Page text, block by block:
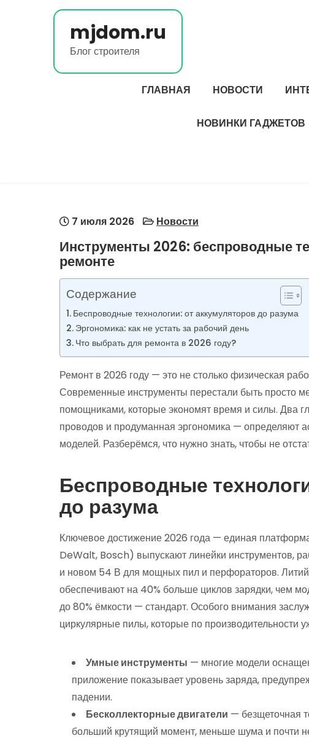
mjdom.ru
Блог строителя
ГЛАВНАЯ НОВОСТИ
НОВИНКИ ГАДЖЕТОВ
7 июля 2026 Новости
Инструменты 2026: беспроводные
ремонте
Содержание
Беспроводные технологии: от аккумуляторов до разума
Эргономика: как не устать за рабочий день
Что выбрать для ремонта в 2026 году?
Ремонт в 2026 году — это не столько физическая
Современные инструменты перестали быть просто
помощниками, которые экономят время и силы. Два
проводов и продуманная эргономика — определяют
моделей. Разберёмся, что нужно знать, чтобы не
Беспроводные
до разума
Ключевое достижение 2026 года — единая
DeWalt, Bosch) выпускают линейки инструментов,
и новом 54 В для мощных пил и перфораторов.
обеспечивают на 40% больше циклов зарядки, чем
до 80% ёмкости — стандарт. Особого внимания
циркулярные пилы, которые по производительности
Умные инструменты — многие модели
приложение показывает уровень заряда,
падении.
Бесколлекторные двигатели — безщеточная
больший крутящий момент, меньше шума и почти